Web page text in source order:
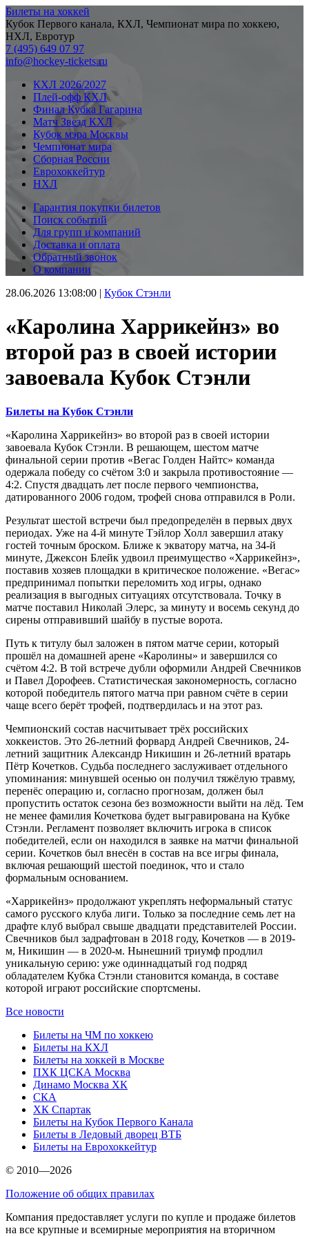
Билеты на хоккей
Кубок Первого канала, КХЛ, Чемпионат мира по хоккею,
НХЛ, Евротур
7 (495) 649 07 97
info@hockey-tickets.ru
КХЛ 2026/2027
Плей-офф КХЛ
Финал Кубка Гагарина
Матч Звезд КХЛ
Кубок мэра Москвы
Чемпионат мира
Сборная России
Еврохоккейтур
НХЛ
Гарантия покупки билетов
Поиск событий
Для групп и компаний
Доставка и оплата
Обратный звонок
О компании
28.06.2026 13:08:00 | Кубок Стэнли
«Каролина Харрикейнз» во
второй раз в своей истории
завоевала Кубок Стэнли
Билеты на Кубок Стэнли
«Каролина Харрикейнз» во второй раз в своей истории
завоевала Кубок Стэнли. В решающем, шестом матче
финальной серии против «Вегас Голден Найтс» команда
одержала победу со счётом 3:0 и закрыла противостояние —
4:2. Спустя двадцать лет после первого чемпионства,
датированного 2006 годом, трофей снова отправился в Роли.
Результат шестой встречи был предопределён в первых двух
периодах. Уже на 4-й минуте Тэйлор Холл завершил атаку
гостей точным броском. Ближе к экватору матча, на 34-й
минуте, Джексон Блейк удвоил преимущество «Харрикейнз»,
поставив хозяев площадки в критическое положение. «Вегас»
предпринимал попытки переломить ход игры, однако
реализация в выгодных ситуациях отсутствовала. Точку в
матче поставил Николай Элерс, за минуту и восемь секунд до
сирены отправивший шайбу в пустые ворота.
Путь к титулу был заложен в пятом матче серии, который
прошёл на домашней арене «Каролины» и завершился со
счётом 4:2. В той встрече дубли оформили Андрей Свечников
и Павел Дорофеев. Статистическая закономерность, согласно
которой победитель пятого матча при равном счёте в серии
чаще всего берёт трофей, подтвердилась и на этот раз.
Чемпионский состав насчитывает трёх российских
хоккеистов. Это 26-летний форвард Андрей Свечников, 24-
летний защитник Александр Никишин и 26-летний вратарь
Пётр Кочетков. Судьба последнего заслуживает отдельного
упоминания: минувшей осенью он получил тяжёлую травму,
перенёс операцию и, согласно прогнозам, должен был
пропустить остаток сезона без возможности выйти на лёд. Тем
не менее фамилия Кочеткова будет выгравирована на Кубке
Стэнли. Регламент позволяет включить игрока в список
победителей, если он находился в заявке на матчи финальной
серии. Кочетков был внесён в состав на все игры финала,
включая решающий шестой поединок, что и стало
формальным основанием.
«Харрикейнз» продолжают укреплять неформальный статус
самого русского клуба лиги. Только за последние семь лет на
драфте клуб выбрал свыше двадцати представителей России.
Свечников был задрафтован в 2018 году, Кочетков — в 2019-
м, Никишин — в 2020-м. Нынешний триумф продлил
уникальную серию: уже одиннадцатый год подряд
обладателем Кубка Стэнли становится команда, в составе
которой играют российские спортсмены.
Все новости
Билеты на ЧМ по хоккею
Билеты на КХЛ
Билеты на хоккей в Москве
ПХК ЦСКА Москва
Динамо Москва ХК
СКА
ХК Спартак
Билеты на Кубок Первого Канала
Билеты в Ледовый дворец ВТБ
Билеты на Еврохоккейтур
© 2010—2026
Положение об общих правилах
Компания предоставляет услуги по купле и продаже билетов
на все крупные и всемирные мероприятия на вторичном